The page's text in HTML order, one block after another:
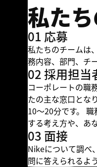
私た
01 応募
私たちのチームは
務内容、部門、チ
02 採用担当
コーポレートの職
たの主な窓口とな
10～20分です。
する考え方や、あ
03 面接
Nikeについて調べ
問に答えられるよ